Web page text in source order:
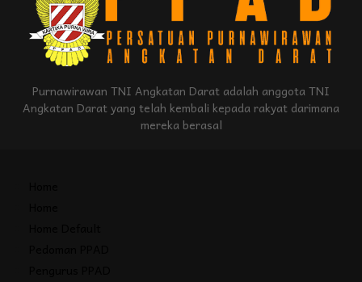
Purnawirawan TNI Angkatan Darat adalah anggota TNI
Angkatan Darat yang telah kembali kepada rakyat darimana
mereka berasal